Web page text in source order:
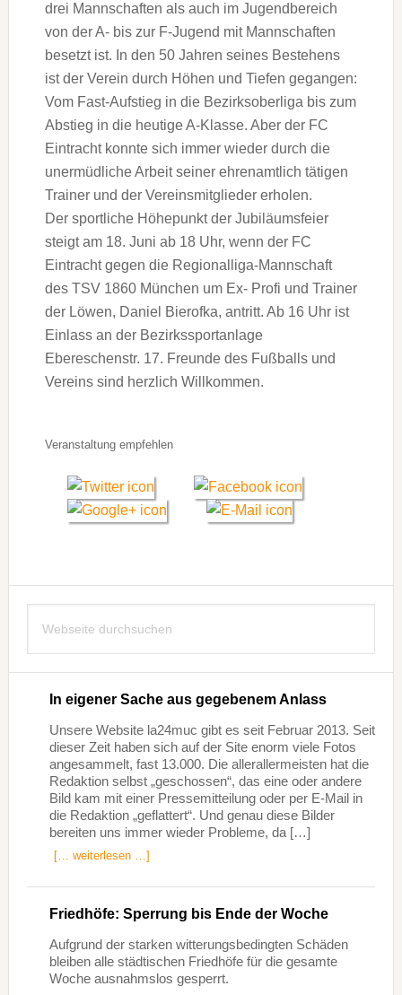
drei Mannschaften als auch im Jugendbereich
von der A- bis zur F-Jugend mit Mannschaften
besetzt ist. In den 50 Jahren seines Bestehens
ist der Verein durch Höhen und Tiefen gegangen:
Vom Fast-Aufstieg in die Bezirksoberliga bis zum
Abstieg in die heutige A-Klasse. Aber der FC
Eintracht konnte sich immer wieder durch die
unermüdliche Arbeit seiner ehrenamtlich tätigen
Trainer und der Vereinsmitglieder erholen.
Der sportliche Höhepunkt der Jubiläumsfeier
steigt am 18. Juni ab 18 Uhr, wenn der FC
Eintracht gegen die Regionalliga-Mannschaft
des TSV 1860 München um Ex- Profi und Trainer
der Löwen, Daniel Bierofka, antritt. Ab 16 Uhr ist
Einlass an der Bezirkssportanlage
Ebereschenstr. 17. Freunde des Fußballs und
Vereins sind herzlich Willkommen.
Veranstaltung empfehlen
Seitenspalte
durchsuchen
In eigener Sache aus gegebenem Anlass
Unsere Website la24muc gibt es seit Februar 2013. Seit
dieser Zeit haben sich auf der Site enorm viele Fotos
angesammelt, fast 13.000. Die allerallermeisten hat die
Redaktion selbst „geschossen“, das eine oder andere
Bild kam mit einer Pressemitteilung oder per E-Mail in
die Redaktion „geflattert“. Und genau diese Bilder
bereiten uns immer wieder Probleme, da […]
[… weiterlesen …]
Friedhöfe: Sperrung bis Ende der Woche
Aufgrund der starken witterungsbedingten Schäden
bleiben alle städtischen Friedhöfe für die gesamte
Woche ausnahmslos gesperrt.